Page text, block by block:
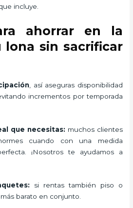
incluye.
ahorrar en la
sin sacrificar
, así aseguras disponibilidad
incrementos por temporada
que necesitas:muchos clientes
cuando con una medida
¡Nosotros te ayudamos a
si rentas también piso o
barato en conjunto.